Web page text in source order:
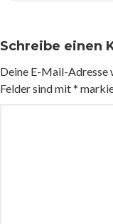
Schreibe einen
Deine E-Mail-
Felder sind mit*